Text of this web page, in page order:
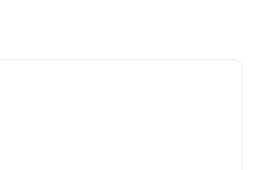
｜40～60代向けの仕事の